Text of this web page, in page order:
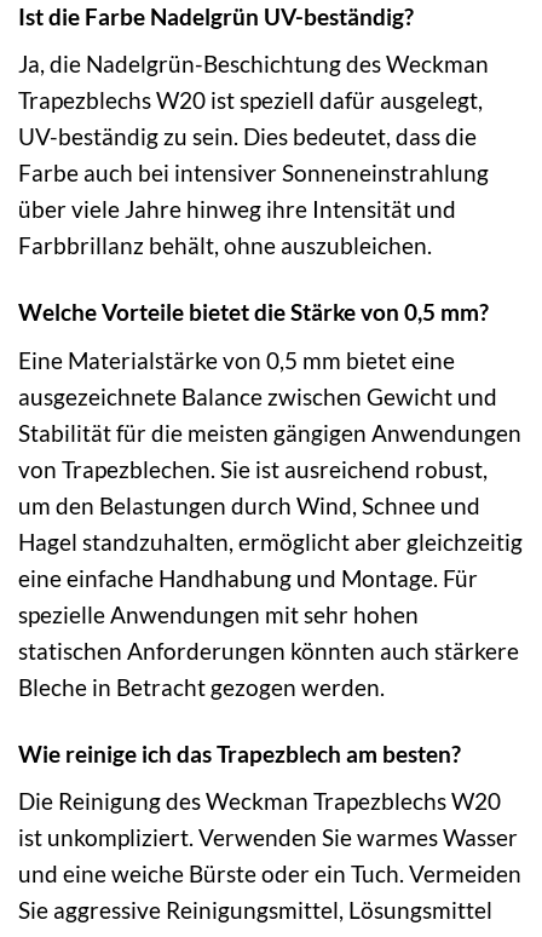
Ist die Farbe Nadelgrün UV-beständig?
Ja, die Nadelgrün-Beschichtung des Weckman
Trapezblechs W20 ist speziell dafür ausgelegt,
UV-beständig zu sein. Dies bedeutet, dass die
Farbe auch bei intensiver Sonneneinstrahlung
über viele Jahre hinweg ihre Intensität und
Farbbrillanz behält, ohne auszubleichen.
Welche Vorteile bietet die Stärke von 0,5 mm?
Eine Materialstärke von 0,5 mm bietet eine
ausgezeichnete Balance zwischen Gewicht und
Stabilität für die meisten gängigen Anwendungen
von Trapezblechen. Sie ist ausreichend robust,
um den Belastungen durch Wind, Schnee und
Hagel standzuhalten, ermöglicht aber gleichzeitig
eine einfache Handhabung und Montage. Für
spezielle Anwendungen mit sehr hohen
statischen Anforderungen könnten auch stärkere
Bleche in Betracht gezogen werden.
Wie reinige ich das Trapezblech am besten?
Die Reinigung des Weckman Trapezblechs W20
ist unkompliziert. Verwenden Sie warmes Wasser
und eine weiche Bürste oder ein Tuch. Vermeiden
Sie aggressive Reinigungsmittel, Lösungsmittel